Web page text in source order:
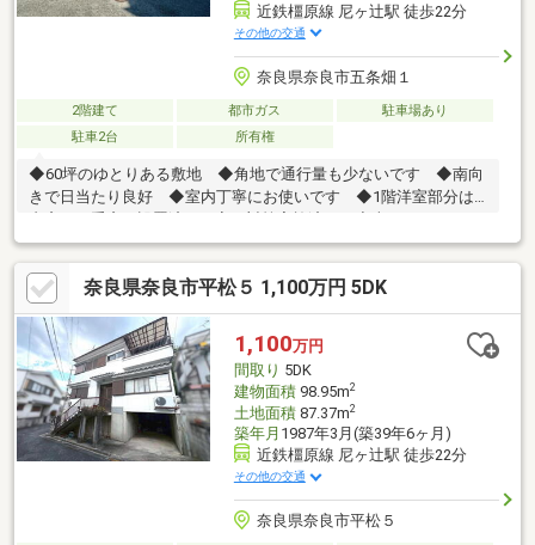
近鉄橿原線 尼ヶ辻駅 徒歩22分
その他の交通
奈良県奈良市五条畑１
2階建て 都市ガス
駐車場あり
駐車2台
所有権
◆60坪のゆとりある敷地 ◆角地で通行量も少ないです ◆南向
きで日当たり良好 ◆室内丁寧にお使いです ◆1階洋室部分は
内窓（二重窓）設置済みで寒さ対策実施済み ◆車種によっては
2台駐車可能
奈良県奈良市平松５ 1,100万円 5DK
1,100万円
間取り 5DK
建物面積98.95m2
土地面積87.37m2
築年月 1987年3月(築39年6ヶ月)
近鉄橿原線 尼ヶ辻駅 徒歩22分
その他の交通
奈良県奈良市平松５